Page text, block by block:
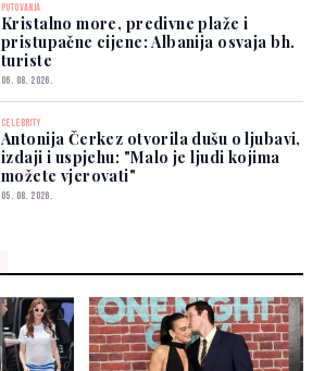
PUTOVANJA
Kristalno more, predivne plaže i
pristupačne cijene: Albanija osvaja bh.
turiste
06. 08. 2026.
CELEBRITY
Antonija Čerkez otvorila dušu o ljubavi,
izdaji i uspjehu: "Malo je ljudi kojima
možete vjerovati"
05. 08. 2026.